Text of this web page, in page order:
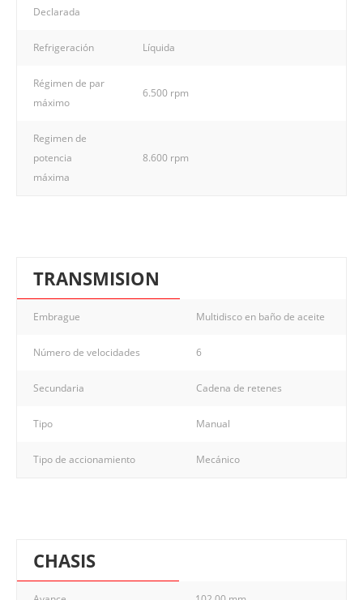
Declarada
Refrigeración Líquida
Régimen de par
máximo
6.500 rpm
Regimen de
potencia
máxima
8.600 rpm
TRANSMISION
Embrague Multidisco en baño de aceite
Número de velocidades 6
Secundaria Cadena de retenes
Tipo Manual
Tipo de accionamiento Mecánico
CHASIS